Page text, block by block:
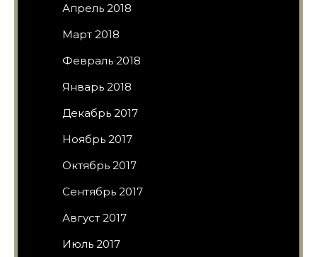
Апрель 2018
Март 2018
Февраль 2018
Январь 2018
Декабрь 2017
Ноябрь 2017
Октябрь 2017
Сентябрь 2017
Август 2017
Июль 2017